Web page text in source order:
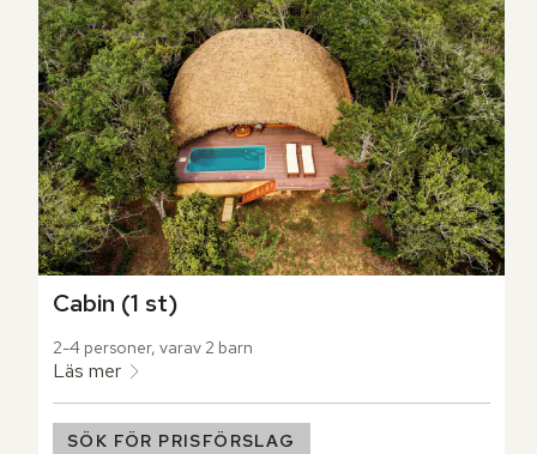
Cabin (1 st)
2-4 personer, varav 2 barn
Läs mer
SÖK FÖR PRISFÖRSLAG